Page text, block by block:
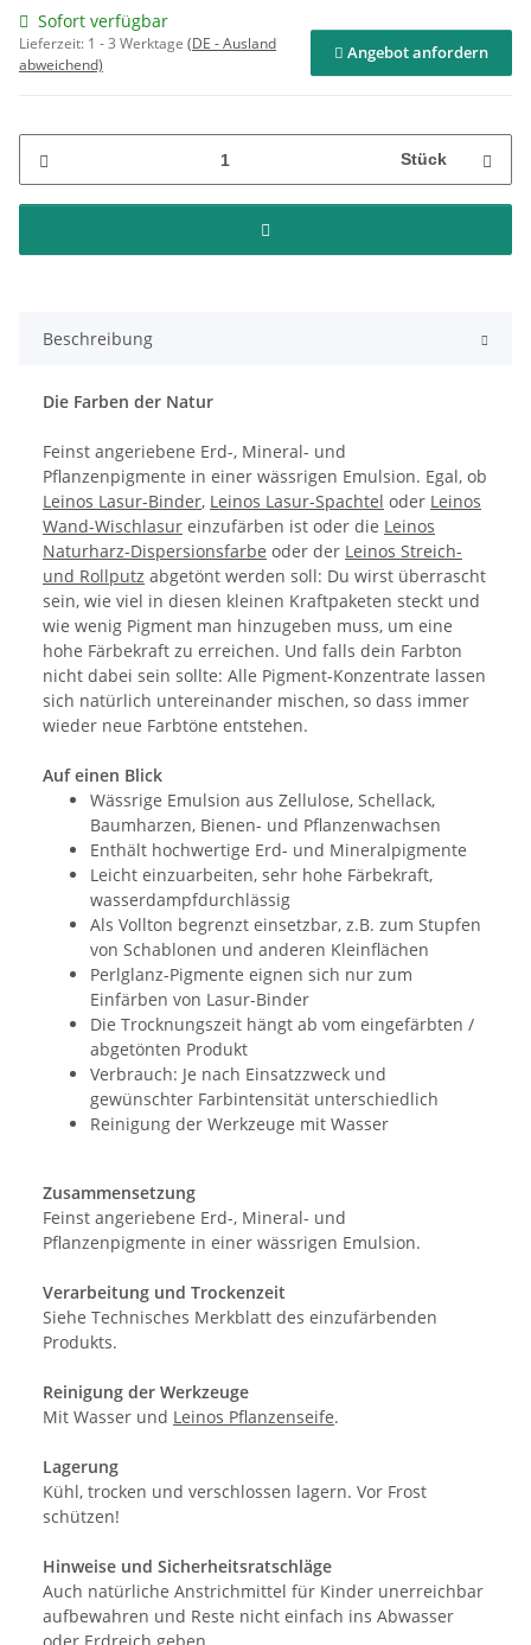
Sofort verfügbar
Lieferzeit: 1 - 3 Werktage (DE - Ausland
abweichend)
Angebot anfordern
Stück
Beschreibung
Die Farben der Natur
Feinst angeriebene Erd-, Mineral- und
Pflanzenpigmente in einer wässrigen Emulsion. Egal, ob
Leinos Lasur-Binder, Leinos Lasur-Spachtel oder Leinos
Wand-Wischlasur einzufärben ist oder die Leinos
Naturharz-Dispersionsfarbe oder der Leinos Streich-
und Rollputz abgetönt werden soll: Du wirst überrascht
sein, wie viel in diesen kleinen Kraftpaketen steckt und
wie wenig Pigment man hinzugeben muss, um eine
hohe Färbekraft zu erreichen. Und falls dein Farbton
nicht dabei sein sollte: Alle Pigment-Konzentrate lassen
sich natürlich untereinander mischen, so dass immer
wieder neue Farbtöne entstehen.
Auf einen Blick
Wässrige Emulsion aus Zellulose, Schellack,
Baumharzen, Bienen- und Pflanzenwachsen
Enthält hochwertige Erd- und Mineralpigmente
Leicht einzuarbeiten, sehr hohe Färbekraft,
wasserdampfdurchlässig
Als Vollton begrenzt einsetzbar, z.B. zum Stupfen
von Schablonen und anderen Kleinflächen
Perlglanz-Pigmente eignen sich nur zum
Einfärben von Lasur-Binder
Die Trocknungszeit hängt ab vom eingefärbten /
abgetönten Produkt
Verbrauch: Je nach Einsatzzweck und
gewünschter Farbintensität unterschiedlich
Reinigung der Werkzeuge mit Wasser
Zusammensetzung
Feinst angeriebene Erd-, Mineral- und
Pflanzenpigmente in einer wässrigen Emulsion.
Verarbeitung und Trockenzeit
Siehe Technisches Merkblatt des einzufärbenden
Produkts.
Reinigung der Werkzeuge
Mit Wasser und Leinos Pflanzenseife.
Lagerung
Kühl, trocken und verschlossen lagern. Vor Frost
schützen!
Hinweise und Sicherheitsratschläge
Auch natürliche Anstrichmittel für Kinder unerreichbar
aufbewahren und Reste nicht einfach ins Abwasser